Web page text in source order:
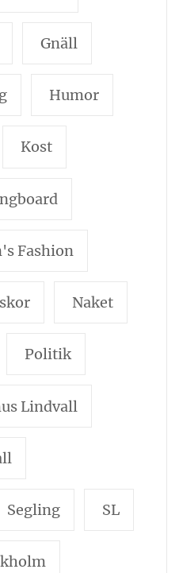
Gnäll
Humor
Kost
Fashion
Naket
Politik
Lindvall
Segling SL